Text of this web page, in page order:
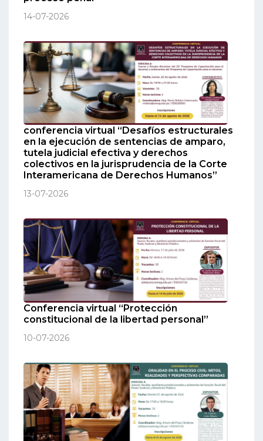
14-07-2026
conferencia virtual “Desafíos estructurales
en la ejecución de sentencias de amparo,
tutela judicial efectiva y derechos
colectivos en la jurisprudencia de la Corte
Interamericana de Derechos Humanos”
13-07-2026
Conferencia virtual “Protección
constitucional de la libertad personal”
10-07-2026